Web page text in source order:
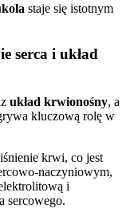
staje się istotnym
serca i układ
układ krwionośny, a
kluczową rolę w
krwi, co jest
naczyniowym,
i
sercowego.